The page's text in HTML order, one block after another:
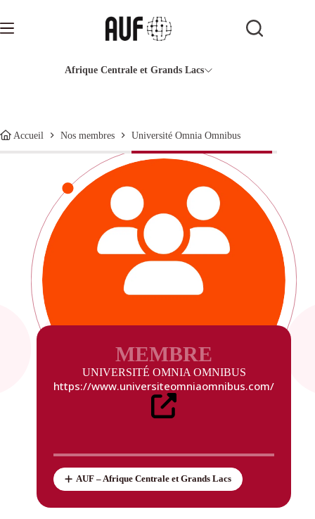
contenu
Afrique Centrale et Grands Lacs
Accueil Nos membres Université Omnia Omnibus
MEMBRE
UNIVERSITÉ OMNIA OMNIBUS
https://www.universiteomniaomnibus.com/
AUF – Afrique Centrale et Grands Lacs